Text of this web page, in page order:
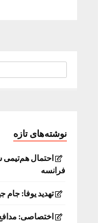
نوشته‌های تازه
احتمال
فرانسه
تهدید یوفا: جام
اختصاصی: